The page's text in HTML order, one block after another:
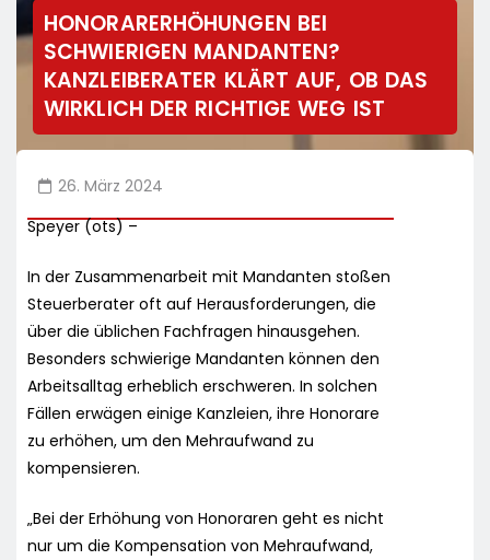
HONORARERHÖHUNGEN BEI
SCHWIERIGEN MANDANTEN?
KANZLEIBERATER KLÄRT AUF, OB DAS
WIRKLICH DER RICHTIGE WEG IST
26. März 2024
Speyer (ots) –
In der Zusammenarbeit mit Mandanten stoßen
Steuerberater oft auf Herausforderungen, die
über die üblichen Fachfragen hinausgehen.
Besonders schwierige Mandanten können den
Arbeitsalltag erheblich erschweren. In solchen
Fällen erwägen einige Kanzleien, ihre Honorare
zu erhöhen, um den Mehraufwand zu
kompensieren.
„Bei der Erhöhung von Honoraren geht es nicht
nur um die Kompensation von Mehraufwand,